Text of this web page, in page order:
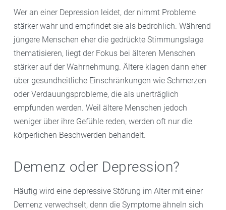
Wer an einer Depression leidet, der nimmt Probleme
stärker wahr und empfindet sie als bedrohlich. Während
jüngere Menschen eher die gedrückte Stimmungslage
thematisieren, liegt der Fokus bei älteren Menschen
stärker auf der Wahrnehmung. Ältere klagen dann eher
über gesundheitliche Einschränkungen wie Schmerzen
oder Verdauungsprobleme, die als unerträglich
empfunden werden. Weil ältere Menschen jedoch
weniger über ihre Gefühle reden, werden oft nur die
körperlichen Beschwerden behandelt.
Demenz oder Depression?
Häufig wird eine depressive Störung im Alter mit einer
Demenz verwechselt, denn die Symptome ähneln sich